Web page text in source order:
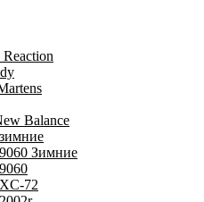
Reaction
Balance
Зимние
72